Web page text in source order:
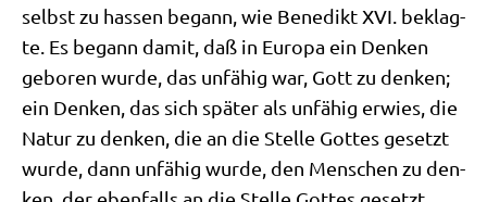
selbst zu has­sen begann, wie Bene­dikt XVI. beklag­
te. Es begann damit, daß in Euro­pa ein Den­ken
gebo­ren wur­de, das unfä­hig war, Gott zu den­ken;
ein Den­ken, das sich spä­ter als unfä­hig erwies, die
Natur zu den­ken, die an die Stel­le Got­tes gesetzt
wur­de, dann unfä­hig wur­de, den Men­schen zu den­